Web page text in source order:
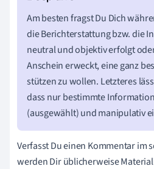
Am besten fragst Du Dich
die Berichterstattung bzw. die
neutral und objektiv erfolgt
Anschein erweckt, eine ganz
stützen zu wollen. Letzteres
dass nur bestimmte
(ausgewählt) und manipulativ
Verfasst Du einen Kommentar im
werden Dir üblicherweise